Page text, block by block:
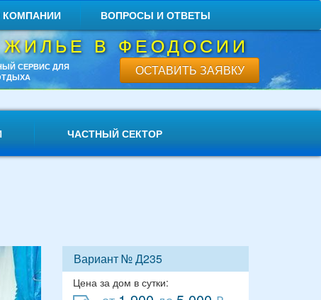
КОМПАНИИ ВОПРОСЫ И ОТВЕТЫ
В ФЕОДОСИИ
СЕРВИС ДЛЯ
ОСТАВИТЬ ЗАЯВКУ
ЧАСТНЫЙ СЕКТОР
Вариант № Д235
Цена за дом в сутки: